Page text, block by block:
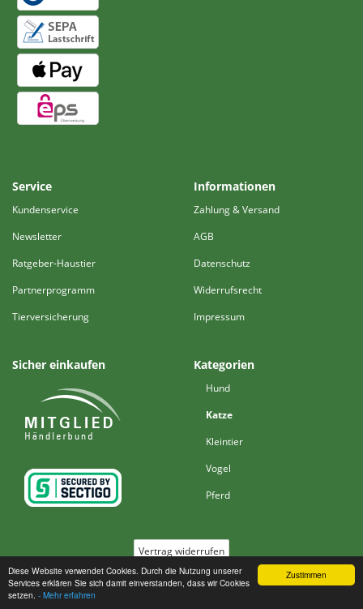
Zustimmen
Diese Website verwendet Cookies. Durch die Nutzung unserer
Services erklären Sie sich damit einverstanden, dass wir Cookies
setzen. - Mehr erfahren
Service
Kundenservice
Newsletter
Ratgeber-Haustier
Partnerprogramm
Tierversicherung
Informationen
Zahlung & Versand
AGB
Datenschutz
Widerrufsrecht
Impressum
Sicher einkaufen Kategorien
Hund
Katze
Kleintier
Vogel
Pferd
Vertrag widerrufen
*Alle Preise inkl. MwSt., zzgl. ggf.